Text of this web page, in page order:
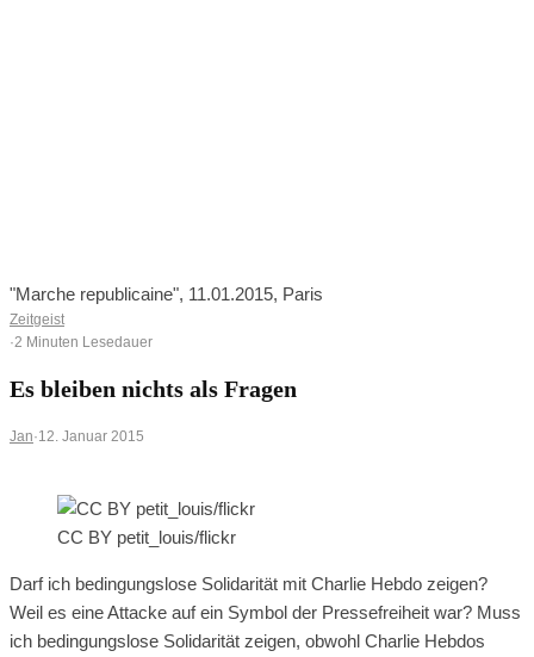
"Marche republicaine", 11.01.2015, Paris
Zeitgeist
·2 Minuten Lesedauer
Es bleiben nichts als Fragen
Jan·12. Januar 2015
CC BY petit_louis/flickr
Darf ich bedingungslose Solidarität mit Charlie Hebdo zeigen?
Weil es eine Attacke auf ein Symbol der Pressefreiheit war? Muss
ich bedingungslose Solidarität zeigen, obwohl Charlie Hebdos